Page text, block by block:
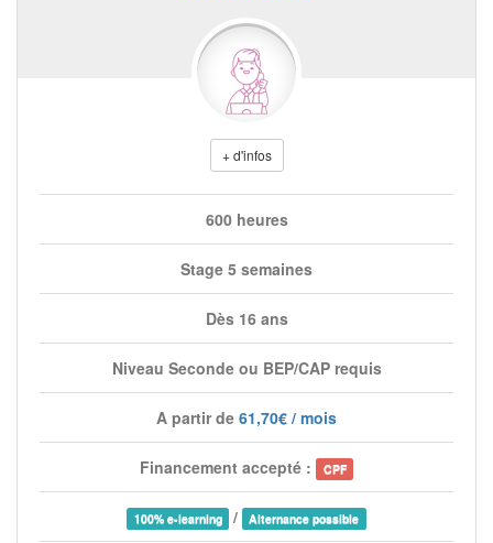
+ d'infos
600 heures
Stage 5 semaines
Dès 16 ans
Niveau Seconde ou BEP/CAP requis
A partir de 61,70€ / mois
Financement accepté : CPF
100% e-learning / Alternance possible